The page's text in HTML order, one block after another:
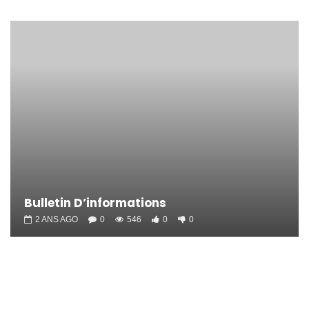
Bulletin D’informations
2 ANS AGO 0 546 0 0